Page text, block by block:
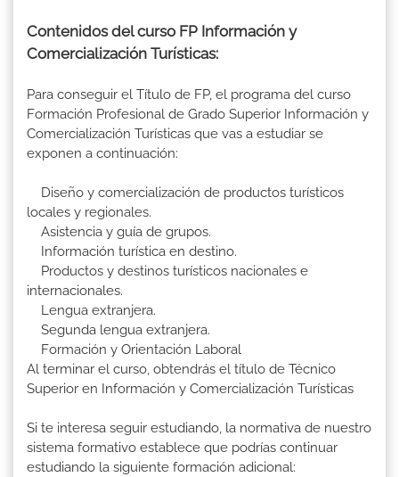
Contenidos del curso FP Información y
Comercialización Turísticas:
Para conseguir el Título de FP, el programa del curso
Formación Profesional de Grado Superior Información y
Comercialización Turísticas que vas a estudiar se
exponen a continuación:
Diseño y comercialización de productos turísticos
locales y regionales.
Asistencia y guía de grupos.
Información turística en destino.
Productos y destinos turísticos nacionales e
internacionales.
Lengua extranjera.
Segunda lengua extranjera.
Formación y Orientación Laboral
Al terminar el curso, obtendrás el título de Técnico
Superior en Información y Comercialización Turísticas
Si te interesa seguir estudiando, la normativa de nuestro
sistema formativo establece que podrías continuar
estudiando la siguiente formación adicional: